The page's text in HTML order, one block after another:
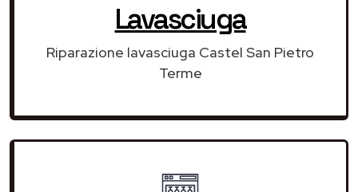
Lavasciuga
Riparazione lavasciuga Castel San Pietro
Terme